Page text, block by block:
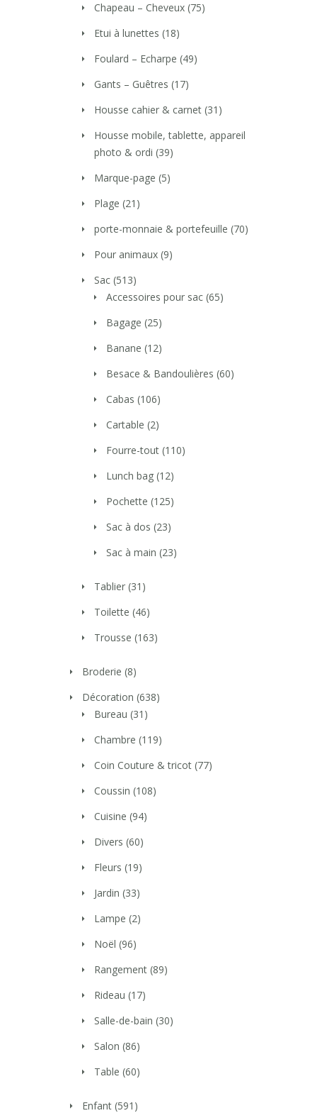
Chapeau – Cheveux (75)
Etui à lunettes (18)
Foulard – Echarpe (49)
Gants – Guêtres (17)
Housse cahier & carnet (31)
Housse mobile, tablette, appareil
photo & ordi (39)
Marque-page (5)
Plage (21)
porte-monnaie & portefeuille (70)
Pour animaux (9)
Sac (513)
Accessoires pour sac (65)
Bagage (25)
Banane (12)
Besace & Bandoulières (60)
Cabas (106)
Cartable (2)
Fourre-tout (110)
Lunch bag (12)
Pochette (125)
Sac à dos (23)
Sac à main (23)
Tablier (31)
Toilette (46)
Trousse (163)
Broderie (8)
Décoration (638)
Bureau (31)
Chambre (119)
Coin Couture & tricot (77)
Coussin (108)
Cuisine (94)
Divers (60)
Fleurs (19)
Jardin (33)
Lampe (2)
Noël (96)
Rangement (89)
Rideau (17)
Salle-de-bain (30)
Salon (86)
Table (60)
Enfant (591)